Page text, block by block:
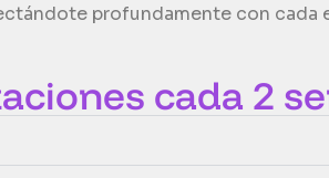
profundamente con cada
cada 2